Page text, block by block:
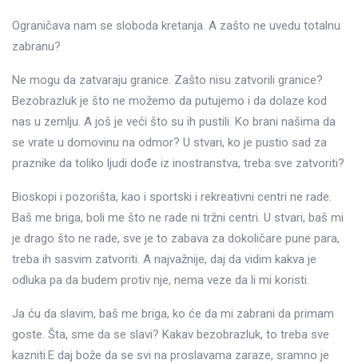
Ograničava nam se sloboda kretanja. A zašto ne uvedu totalnu
zabranu?
Ne mogu da zatvaraju granice. Zašto nisu zatvorili granice?
Bezobrazluk je što ne možemo da putujemo i da dolaze kod
nas u zemlju. A još je veći što su ih pustili. Ko brani našima da
se vrate u domovinu na odmor? U stvari, ko je pustio sad za
praznike da toliko ljudi dođe iz inostranstva, treba sve zatvoriti?
Bioskopi i pozorišta, kao i sportski i rekreativni centri ne rade.
Baš me briga, boli me što ne rade ni tržni centri. U stvari, baš mi
je drago što ne rade, sve je to zabava za dokoličare pune para,
treba ih sasvim zatvoriti. A najvažnije, daj da vidim kakva je
odluka pa da budem protiv nje, nema veze da li mi koristi.
Ja ću da slavim, baš me briga, ko će da mi zabrani da primam
goste. Šta, sme da se slavi? Kakav bezobrazluk, to treba sve
kazniti.E daj bože da se svi na proslavama zaraze, sramno je